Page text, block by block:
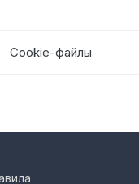
Cookie-файлы